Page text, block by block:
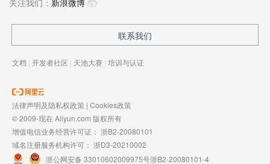
关注我们： 新浪微博
联系我们
文档 | 开发者社区 | 天池大赛 | 培训与认证
法律声明及隐私权政策 | Cookies政策
© 2009-现在 Aliyun.com 版权所有
增值电信业务经营许可证： 浙B2-20080101
域名注册服务机构许可： 浙D3-20210002
浙公网安备 33010602009975号浙B2-20080101-4